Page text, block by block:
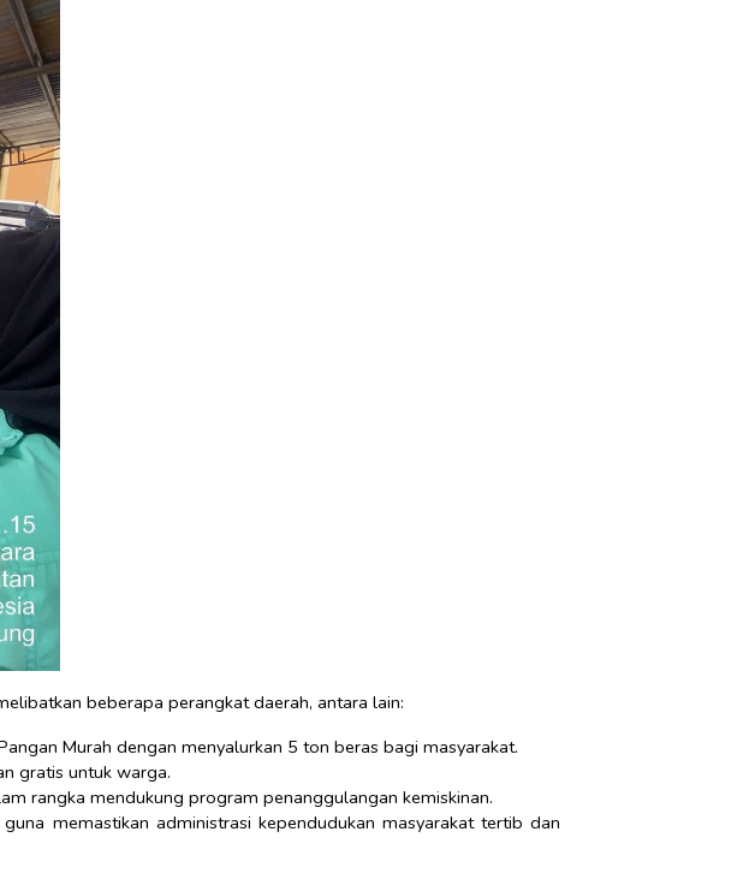
beberapa perangkat daerah, antara lain:
Murah dengan menyalurkan 5 ton beras bagi masyarakat.
gratis untuk warga.
rangka mendukung program penanggulangan kemiskinan.
memastikan administrasi kependudukan masyarakat tertib dan